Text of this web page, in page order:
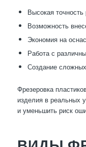
Высокая
Возможность
Экономия на
Работа с
Создание
Фрезеровка
изделия в реальных
и уменьшить риск